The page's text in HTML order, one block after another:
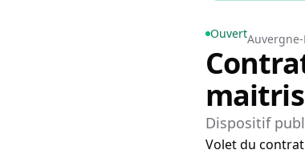
Ouvert
Dispositif
Volet du